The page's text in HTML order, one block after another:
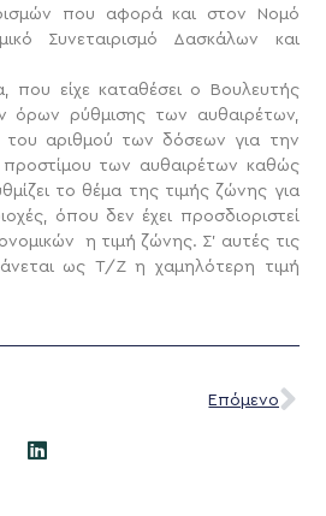
που αφορά και στον Νομό
Συνεταιρισμό Δασκάλων και
που είχε καταθέσει ο Βουλευτής
όρων ρύθμισης των αυθαιρέτων,
του αριθμού των δόσεων για την
των αυθαιρέτων καθώς
το θέμα της τιμής ζώνης για
όπου δεν έχει προσδιοριστεί
η τιμή ζώνης. Σ’ αυτές τις
ως Τ/Ζ η χαμηλότερη τιμή
Επόμενο